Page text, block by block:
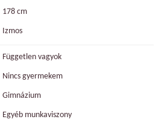
178 cm
Izmos
Független vagyok
Nincs gyermekem
Gimnázium
Egyéb munkaviszony